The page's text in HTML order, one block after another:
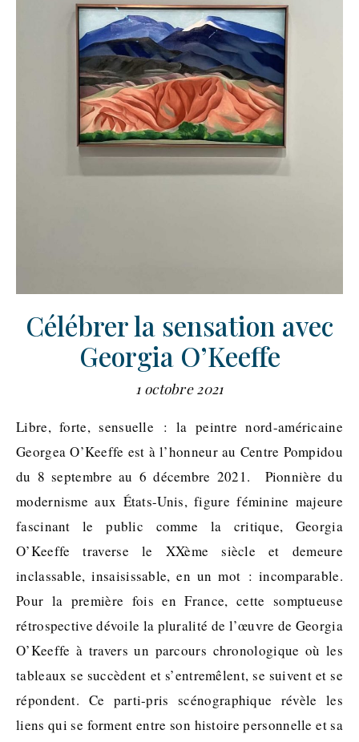
Célébrer la sensation avec
Georgia O’Keeffe
1 octobre 2021
Libre, forte, sensuelle : la peintre nord-américaine
Georgea O’Keeffe est à l’honneur au Centre Pompidou
du 8 septembre au 6 décembre 2021. Pionnière du
modernisme aux États-Unis, figure féminine majeure
fascinant le public comme la critique, Georgia
O’Keeffe traverse le XXème siècle et demeure
inclassable, insaisissable, en un mot : incomparable.
Pour la première fois en France, cette somptueuse
rétrospective dévoile la pluralité de l’œuvre de Georgia
O’Keeffe à travers un parcours chronologique où les
tableaux se succèdent et s’entremêlent, se suivent et se
répondent. Ce parti-pris scénographique révèle les
liens qui se forment entre son histoire personnelle et sa